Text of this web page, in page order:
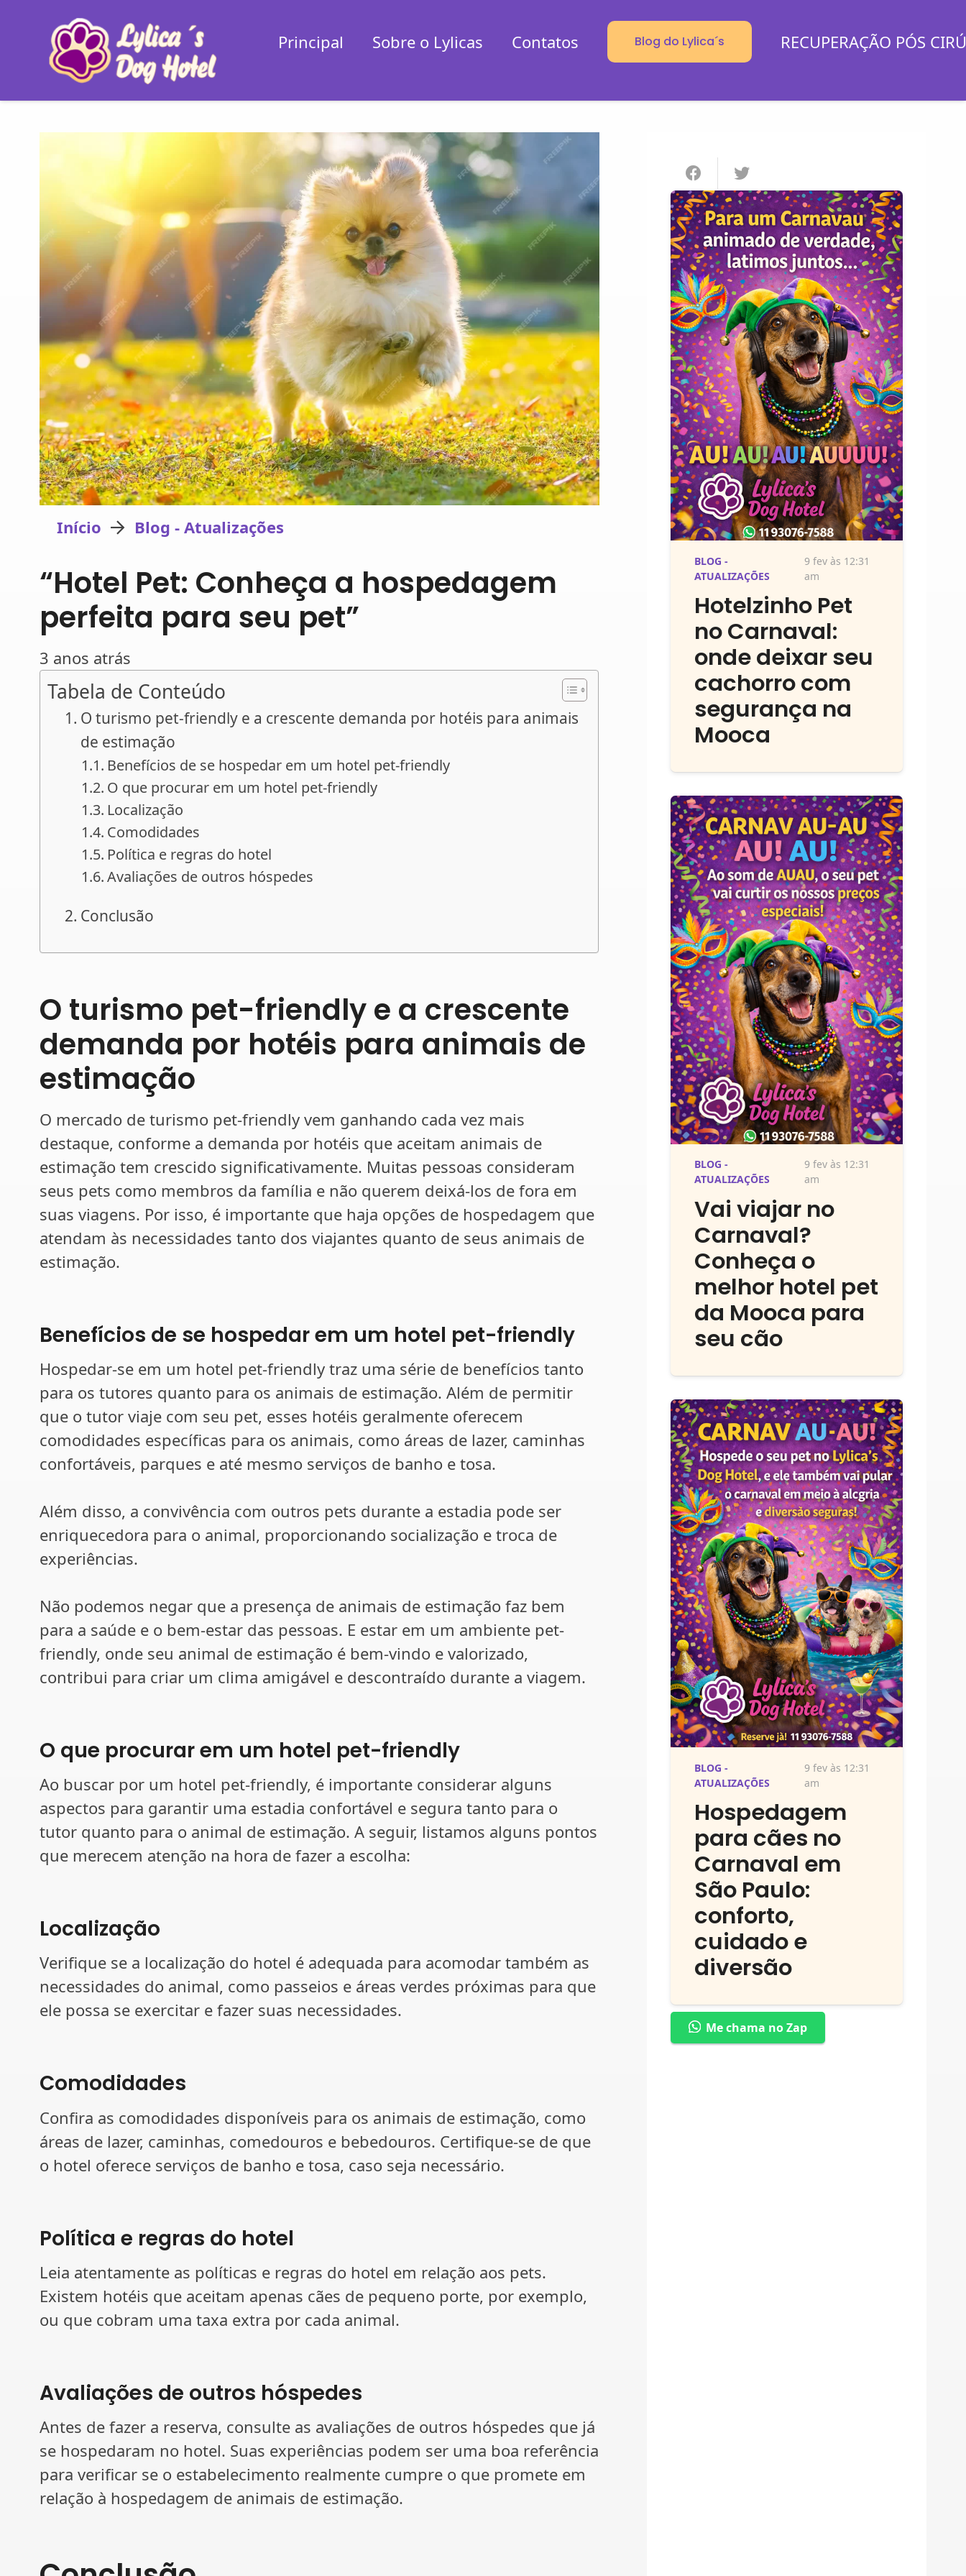
Principal Sobre o Lylicas Contatos Blog do Lylica´s RECUPERAÇÃO PÓS
Início Blog - Atualizações
“Hotel Pet: Conheça a hospedagem
perfeita para seu pet”
3 anos atrás
Tabela de Conteúdo
O turismo pet-friendly e a crescente demanda por hotéis para animais
de estimação
Benefícios de se hospedar em um hotel pet-friendly
O que procurar em um hotel pet-friendly
Localização
Comodidades
Política e regras do hotel
Avaliações de outros hóspedes
Conclusão
O turismo pet-friendly e a crescente
demanda por hotéis para animais de
estimação
O mercado de turismo pet-friendly vem ganhando cada vez mais
destaque, conforme a demanda por hotéis que aceitam animais de
estimação tem crescido significativamente. Muitas pessoas consideram
seus pets como membros da família e não querem deixá-los de fora em
suas viagens. Por isso, é importante que haja opções de hospedagem que
atendam às necessidades tanto dos viajantes quanto de seus animais de
estimação.
Benefícios de se hospedar em um hotel pet-friendly
Hospedar-se em um hotel pet-friendly traz uma série de benefícios tanto
para os tutores quanto para os animais de estimação. Além de permitir
que o tutor viaje com seu pet, esses hotéis geralmente oferecem
comodidades específicas para os animais, como áreas de lazer, caminhas
confortáveis, parques e até mesmo serviços de banho e tosa.
Além disso, a convivência com outros pets durante a estadia pode ser
enriquecedora para o animal, proporcionando socialização e troca de
experiências.
Não podemos negar que a presença de animais de estimação faz bem
para a saúde e o bem-estar das pessoas. E estar em um ambiente pet-
friendly, onde seu animal de estimação é bem-vindo e valorizado,
contribui para criar um clima amigável e descontraído durante a viagem.
O que procurar em um hotel pet-friendly
Ao buscar por um hotel pet-friendly, é importante considerar alguns
aspectos para garantir uma estadia confortável e segura tanto para o
tutor quanto para o animal de estimação. A seguir, listamos alguns pontos
que merecem atenção na hora de fazer a escolha:
Localização
Verifique se a localização do hotel é adequada para acomodar também as
necessidades do animal, como passeios e áreas verdes próximas para que
ele possa se exercitar e fazer suas necessidades.
Comodidades
Confira as comodidades disponíveis para os animais de estimação, como
áreas de lazer, caminhas, comedouros e bebedouros. Certifique-se de que
o hotel oferece serviços de banho e tosa, caso seja necessário.
Política e regras do hotel
Leia atentamente as políticas e regras do hotel em relação aos pets.
Existem hotéis que aceitam apenas cães de pequeno porte, por exemplo,
ou que cobram uma taxa extra por cada animal.
Avaliações de outros hóspedes
Antes de fazer a reserva, consulte as avaliações de outros hóspedes que já
se hospedaram no hotel. Suas experiências podem ser uma boa referência
para verificar se o estabelecimento realmente cumpre o que promete em
relação à hospedagem de animais de estimação.
BLOG -
ATUALIZAÇÕES
9 fev às 12:31
am
Hotelzinho Pet
no Carnaval:
onde deixar seu
cachorro com
segurança na
Mooca
BLOG -
ATUALIZAÇÕES
9 fev às 12:31
am
Vai viajar no
Carnaval?
Conheça o
melhor hotel pet
da Mooca para
seu cão
BLOG -
ATUALIZAÇÕES
9 fev às 12:31
am
Hospedagem
para cães no
Carnaval em
São Paulo:
conforto,
cuidado e
diversão
Me chama no Zap